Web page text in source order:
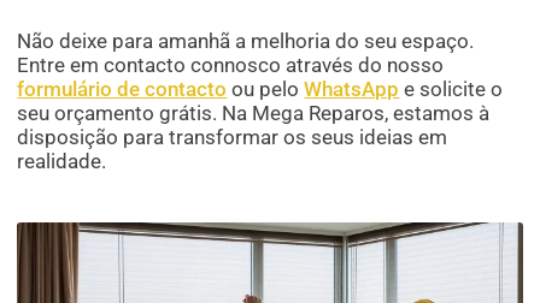
Não deixe para amanhã a melhoria do seu espaço.
Entre em contacto connosco através do nosso
formulário de contacto ou peloWhatsApp e solicite o
seu orçamento grátis. Na Mega Reparos, estamos à
disposição para transformar os seus ideias em
realidade.